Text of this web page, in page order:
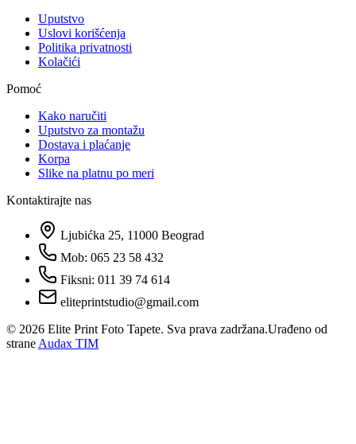
Uputstvo
Uslovi korišćenja
Politika privatnosti
Kolačići
Pomoć
Kako naručiti
Uputstvo za montažu
Dostava i plaćanje
Korpa
Slike na platnu po meri
Kontaktirajte nas
Ljubićka 25, 11000 Beograd
Mob: 065 23 58 432
Fiksni: 011 39 74 614
eliteprintstudio@gmail.com
© 2026 Elite Print Foto Tapete. Sva prava zadržana.Urađeno od
strane Audax TIM